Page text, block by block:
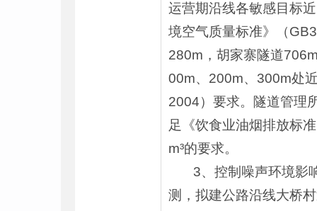
运营期沿线各敏感目标
境空气质量标准》（
280m，胡家寨隧道
00m、200m、300m处
2004）要求。隧道管理
足《饮食业油烟排放标
m³的要求。
3、控制噪声环境影响
测，拟建公路沿线大桥